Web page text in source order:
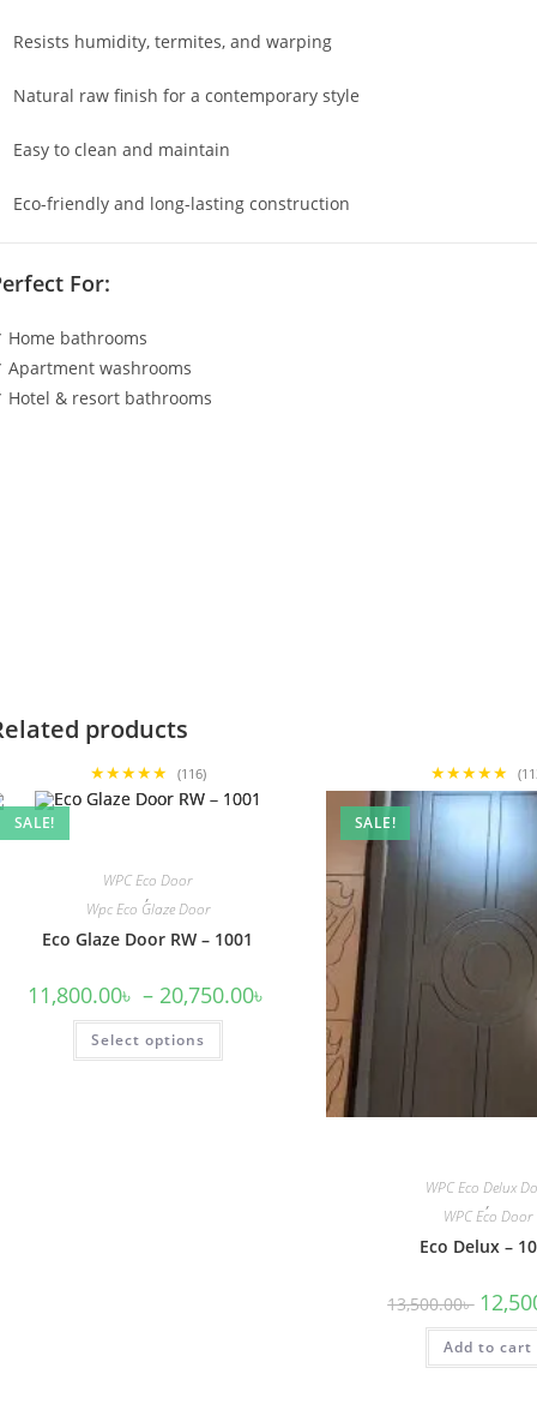
Resists humidity, termites, and warping
Natural raw finish for a contemporary style
Easy to clean and maintain
Eco-friendly and long-lasting construction
For:
Home bathrooms
Apartment washrooms
Hotel & resort bathrooms
products
★★★★★ (116)
SALE!
WPC Eco Door
,
Wpc Eco Glaze Door
Eco Glaze Door RW – 1001
11,800.00৳ – 20,750.00৳
11,800.00৳
through
20,750.00৳
Select options
This
has
★★★★★
SALE!
WPC Eco Delux
,
WPC Eco Door
Eco Delux –
13,500.00৳ price
was:
Add to cart